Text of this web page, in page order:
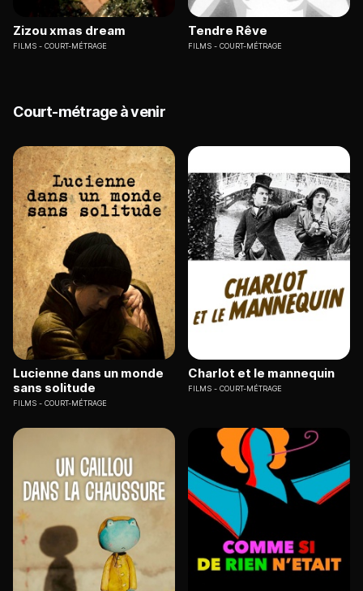
Zizou xmas dream
FILMS COURT-MÉTRAGE
Tendre Rêve
FILMS COURT-MÉTRAGE
Court-métrage à venir
Lucienne dans un monde
sans solitude
FILMS COURT-MÉTRAGE
Charlot et le mannequin
FILMS COURT-MÉTRAGE